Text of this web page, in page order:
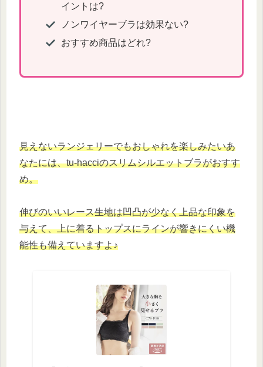
イントは?
ノンワイヤーブラは効果ない?
おすすめ商品はどれ?
見えないランジェリーでもおしゃれを楽しみたいあ
なたには、tu-hacciのスリムシルエットブラがおすす
め。
伸びのいいレース生地は凹凸が少なく上品な印象を
与えて、上に着るトップスにラインが響きにくい機
能性も備えていますよ♪